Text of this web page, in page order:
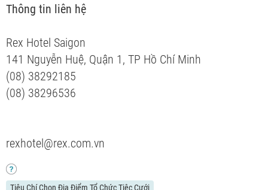
Thông tin liên hệ
Rex Hotel Saigon
141 Nguyễn Huệ, Quận 1, TP Hồ Chí Minh
(08) 38292185
(08) 38296536
rexhotel@rex.com.vn
Tiêu Chí Chọn Địa Điểm Tổ Chức Tiệc Cưới